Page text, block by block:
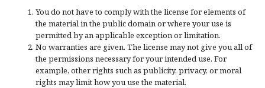
You do not have to comply with the license for elements of
the material in the public domain or where your use is
permitted by an applicable exception or limitation.
No warranties are given. The license may not give you all of
the permissions necessary for your intended use. For
example, other rights such as publicity, privacy, or moral
rights may limit how you use the material.